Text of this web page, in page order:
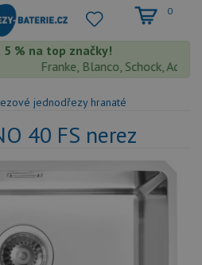
0
% na top značky!
Franke, Blanco, Schock,
jednodřezy hranaté
40 FS nerez